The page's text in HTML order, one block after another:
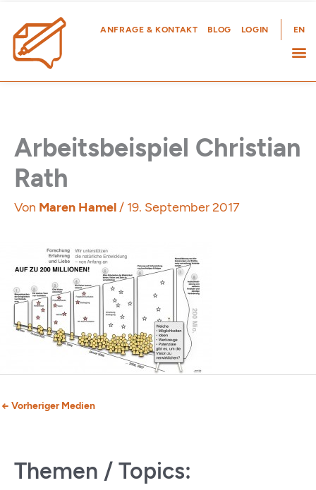
Inhalt
springen
ANFRAGE & KONTAKT BLOG LOGIN EN
Arbeitsbeispiel Christian
Rath
Von Maren Hamel/ 19. September 2017
← Vorheriger Medien
Themen / Topics: